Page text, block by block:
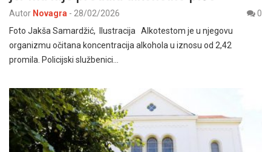
Autor Novagra - 28/02/2026
0
Foto Jakša Samardžić, Ilustracija Alkotestom je u njegovu
organizmu očitana koncentracija alkohola u iznosu od 2,42
promila. Policijski službenici…